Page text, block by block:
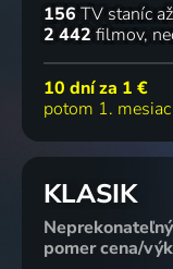
156 TV staníc až
2 442 filmov
10 dní za 1 €
potom 1. mesiac
KLASIK
Neprekonateľný
pomer cena/